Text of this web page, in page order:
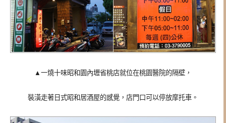
▲一燒十味昭和園內壢省桃店就位在桃園醫院的隔壁，
裝潢走著日式昭和居酒屋的感覺， 店門口可以停放摩托車。